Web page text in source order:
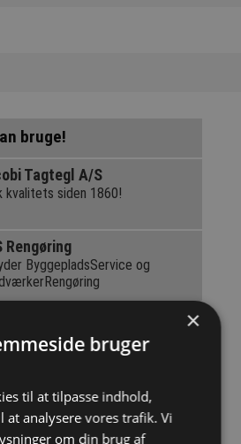
bruge!
Tagtegl A/S
kvalitets siden 1860!
Rengøring
ByggepladsService og
om bæredygtighed i
Gravekasser
udgravninger med gravekasser
×
bruger
til at tilpasse indhold,
at analysere vores trafik. Vi
om din brug af